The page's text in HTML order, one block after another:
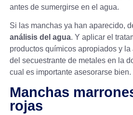
antes de sumergirse en el agua.
Si las manchas ya han aparecido,
análisis del agua. Y aplicar el
productos químicos apropiados y
del secuestrante de metales en la
cual es importante asesorarse bien.
Manchas
rojas